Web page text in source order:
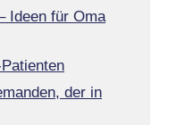
Ideen für Oma
der in